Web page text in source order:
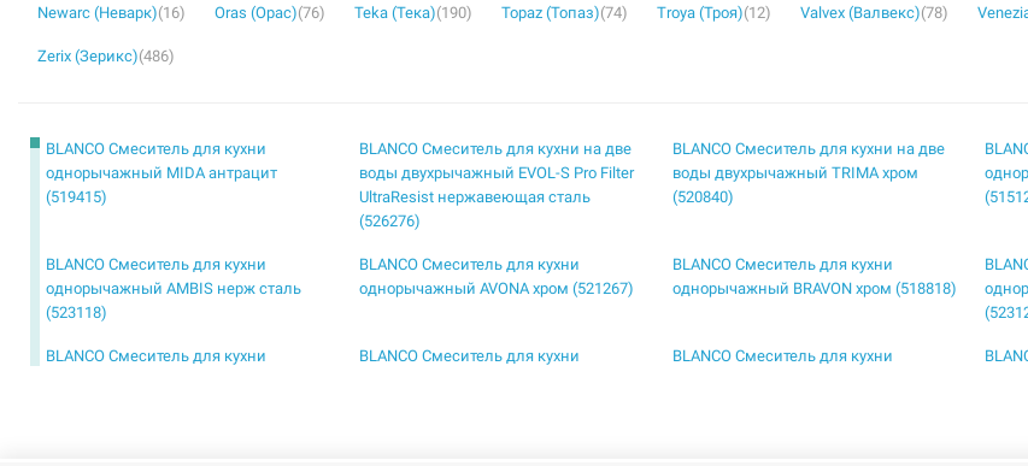
Newarc (Неварк)(16) Oras (Орас)(76) Teka (Тека)(190) Topaz (Топаз)(74) Troya (Троя)(12) Valvex (Валвекс)(78)
Zerix (Зерикс)(486)
BLANCO Смеситель для кухни
однорычажный MIDA антрацит
(519415)
BLANCO Смеситель для кухни на две
воды двухрычажный EVOL-S Pro Filter
UltraResist нержавеющая сталь
(526276)
BLANCO Смеситель для кухни на две
воды двухрычажный TRIMA хром
(520840)
BLANCO Смеситель для кухни
однорычажный AMBIS нерж сталь
(523118)
BLANCO Смеситель для кухни
однорычажный AVONA хром (521267)
BLANCO Смеситель для кухни
однорычажный BRAVON хром (518818)
BLANCO Смеситель для кухни
BLANCO Смеситель для кухни
BLANCO Смеситель для кухни